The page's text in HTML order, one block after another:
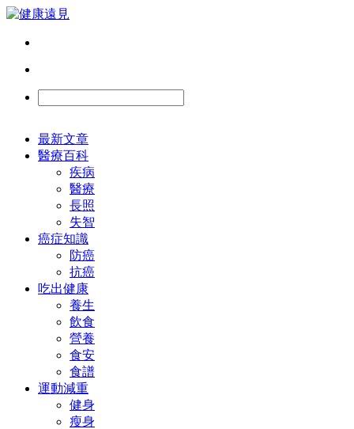
最新文章
醫療百科
疾病
醫療
長照
失智
癌症知識
防癌
抗癌
吃出健康
養生
飲食
營養
食安
食譜
運動減重
健身
瘦身